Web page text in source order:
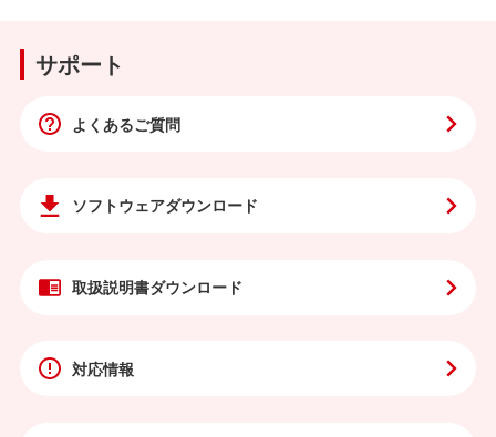
サポート
よくあるご質問
ソフトウェアダウンロード
取扱説明書ダウンロード
対応情報